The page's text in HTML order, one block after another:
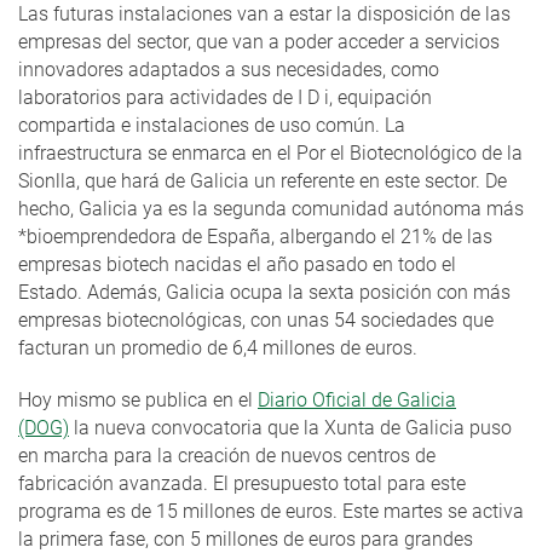
Las futuras instalaciones van a estar la disposición de las
empresas del sector, que van a poder acceder a servicios
innovadores adaptados a sus necesidades, como
laboratorios para actividades de I D i, equipación
compartida e instalaciones de uso común. La
infraestructura se enmarca en el Por el Biotecnológico de la
Sionlla, que hará de Galicia un referente en este sector. De
hecho, Galicia ya es la segunda comunidad autónoma más
*bioemprendedora de España, albergando el 21% de las
empresas biotech nacidas el año pasado en todo el
Estado. Además, Galicia ocupa la sexta posición con más
empresas biotecnológicas, con unas 54 sociedades que
facturan un promedio de 6,4 millones de euros.
Hoy mismo se publica en el Diario Oficial de Galicia
(DOG) la nueva convocatoria que la Xunta de Galicia puso
en marcha para la creación de nuevos centros de
fabricación avanzada. El presupuesto total para este
programa es de 15 millones de euros. Este martes se activa
la primera fase, con 5 millones de euros para grandes